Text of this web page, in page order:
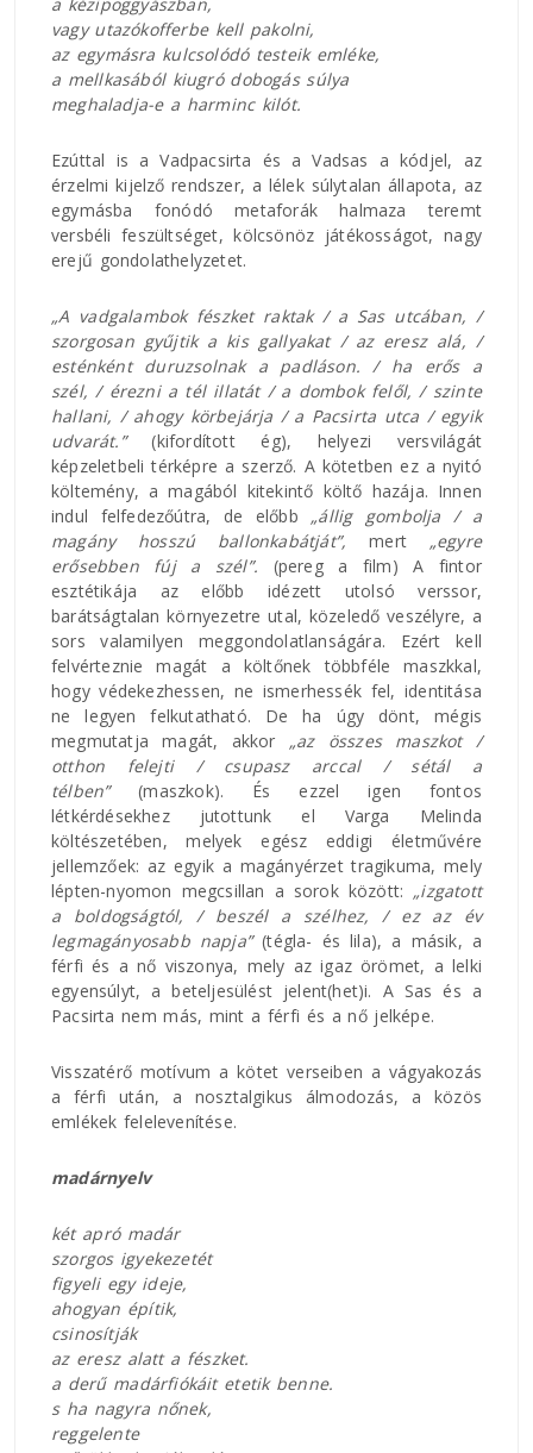
a kézipoggyászban,
vagy utazókofferbe kell pakolni,
az egymásra kulcsolódó testeik emléke,
a mellkasából kiugró dobogás súlya
meghaladja-e a harminc kilót.
Ezúttal is a Vadpacsirta és a Vadsas a kódjel, az
érzelmi kijelző rendszer, a lélek súlytalan állapota, az
egymásba fonódó metaforák halmaza teremt
versbéli feszültséget, kölcsönöz játékosságot, nagy
erejű gondolathelyzetet.
„A vadgalambok fészket raktak / a Sas utcában, /
szorgosan gyűjtik a kis gallyakat / az eresz alá, /
esténként duruzsolnak a padláson. / ha erős a
szél, / érezni a tél illatát / a dombok felől, / szinte
hallani, / ahogy körbejárja / a Pacsirta utca / egyik
udvarát.”(kifordított ég), helyezi versvilágát
képzeletbeli térképre a szerző. A kötetben ez a nyitó
költemény, a magából kitekintő költő hazája. Innen
indul felfedezőútra, de előbb „állig gombolja / a
magány hosszú ballonkabátját”, mert „egyre
erősebben fúj a szél”. (pereg a film) A fintor
esztétikája az előbb idézett utolsó verssor,
barátságtalan környezetre utal, közeledő veszélyre, a
sors valamilyen meggondolatlanságára. Ezért kell
felvérteznie magát a költőnek többféle maszkkal,
hogy védekezhessen, ne ismerhessék fel, identitása
ne legyen felkutatható. De ha úgy dönt, mégis
megmutatja magát, akkor „az összes maszkot /
otthon felejti / csupasz arccal / sétál a
télben”(maszkok). És ezzel igen fontos
létkérdésekhez jutottunk el Varga Melinda
költészetében, melyek egész eddigi életművére
jellemzőek: az egyik a magányérzet tragikuma, mely
lépten-nyomon megcsillan a sorok között: „izgatott
a boldogságtól, / beszél a szélhez, / ez az év
legmagányosabb napja”(tégla- és lila), a másik, a
férfi és a nő viszonya, mely az igaz örömet, a lelki
egyensúlyt, a beteljesülést jelent(het)i. A Sas és a
Pacsirta nem más, mint a férfi és a nő jelképe.
Visszatérő motívum a kötet verseiben a vágyakozás
a férfi után, a nosztalgikus álmodozás, a közös
emlékek felelevenítése.
madárnyelv
két apró madár
szorgos igyekezetét
figyeli egy ideje,
ahogyan építik,
csinosítják
az eresz alatt a fészket.
a derű madárfiókáit etetik benne.
s ha nagyra nőnek,
reggelente